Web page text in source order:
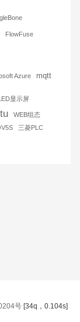
FlowFuse
Azure mqtt
显示屏
WEB组态
三菱PLC
号 [34q，0.104s]